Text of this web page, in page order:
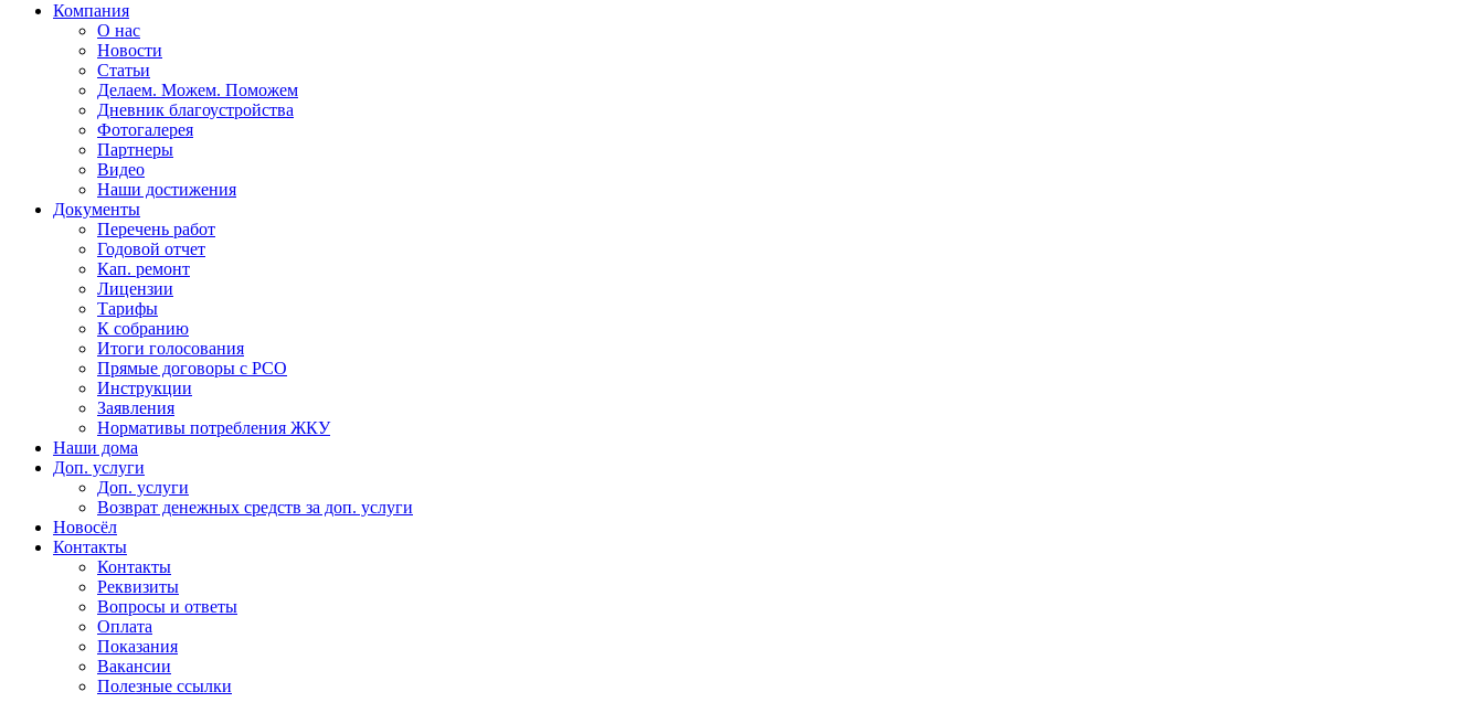
Компания
О нас
Новости
Статьи
Делаем. Можем. Поможем
Дневник благоустройства
Фотогалерея
Партнеры
Видео
Наши достижения
Документы
Перечень работ
Годовой отчет
Кап. ремонт
Лицензии
Тарифы
К собранию
Итоги голосования
Прямые договоры с РСО
Инструкции
Заявления
Нормативы потребления ЖКУ
Наши дома
Доп. услуги
Доп. услуги
Возврат денежных средств за доп. услуги
Новосёл
Контакты
Контакты
Реквизиты
Вопросы и ответы
Оплата
Показания
Вакансии
Полезные ссылки